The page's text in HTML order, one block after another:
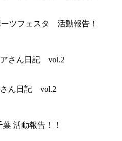
ツフェスタ 活動報告！
ん日記 vol.2